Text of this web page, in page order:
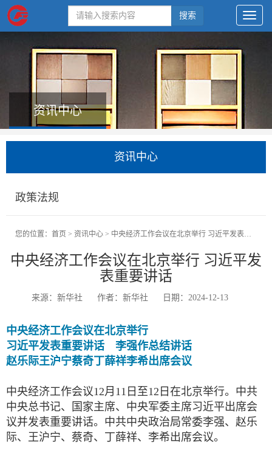
搜索
资讯中心
资讯中心
政策法规
您的位置： 首页 > 资讯中心 > 中央经济工作会议在北京举行 习近平发表重要讲话
中央经济工作会议在北京举行 习近平发
表重要讲话
来源：新华社 作者：新华社 日期：2024-12-13
中央经济工作会议在北京举行
习近平发表重要讲话 李强作总结讲话
赵乐际王沪宁蔡奇丁薛祥李希出席会议
中央经济工作会议12月11日至12日在北京举行。中共
中央总书记、国家主席、中央军委主席习近平出席会
议并发表重要讲话。中共中央政治局常委李强、赵乐
际、王沪宁、蔡奇、丁薛祥、李希出席会议。